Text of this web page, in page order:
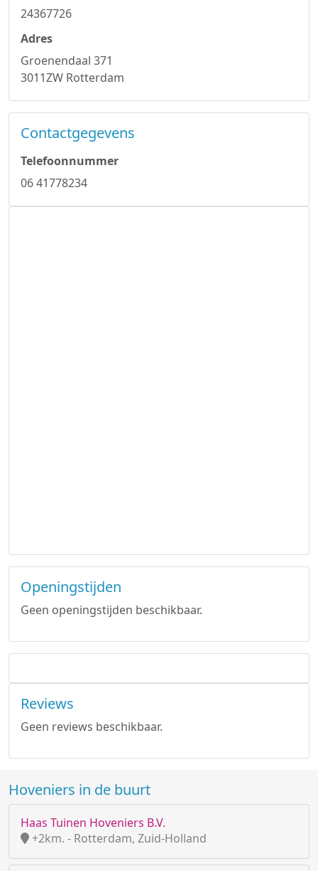
24367726
Adres
Groenendaal 371
3011ZW Rotterdam
Contactgegevens
Telefoonnummer
06 41778234
Openingstijden
Geen openingstijden beschikbaar.
Reviews
Geen reviews beschikbaar.
Hoveniers in de buurt
Haas Tuinen Hoveniers B.V.
+2km. - Rotterdam, Zuid-Holland